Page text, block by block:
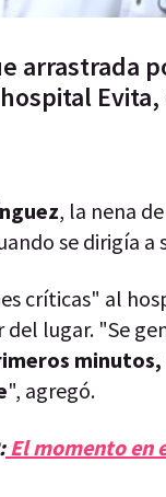
arrastrada
, la nena
se dirigía a
críticas" al
del lugar. "Se
minutos,
", agregó.
El momento en